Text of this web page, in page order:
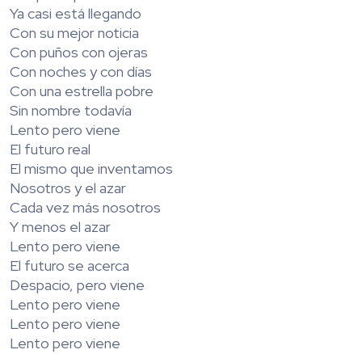
Ya casi está llegando
Con su mejor noticia
Con puños con ojeras
Con noches y con días
Con una estrella pobre
Sin nombre todavía
Lento pero viene
El futuro real
El mismo que inventamos
Nosotros y el azar
Cada vez más nosotros
Y menos el azar
Lento pero viene
El futuro se acerca
Despacio, pero viene
Lento pero viene
Lento pero viene
Lento pero viene